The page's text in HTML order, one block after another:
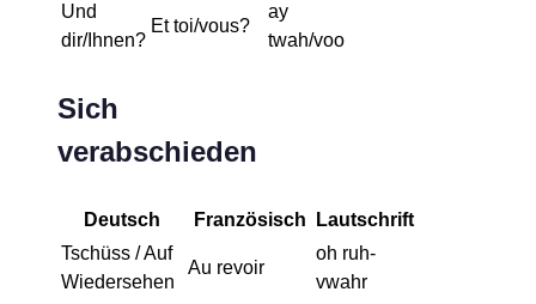
Und
dir/Ihnen?
Et toi/vous?
ay
twah/voo
Sich
verabschieden
Deutsch Französisch
Lautschrift
Tschüss / Auf
Wiedersehen
Au revoir
oh ruh-
vwahr